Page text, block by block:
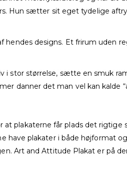
Hun sætter sit eget tydelige
designs. Et frirum uden
i stor størrelse, sætte en smuk
danner det man vel kan kalde
plakaterne får plads det rigtige
have plakater i både
Art and Attitude Plakat er på